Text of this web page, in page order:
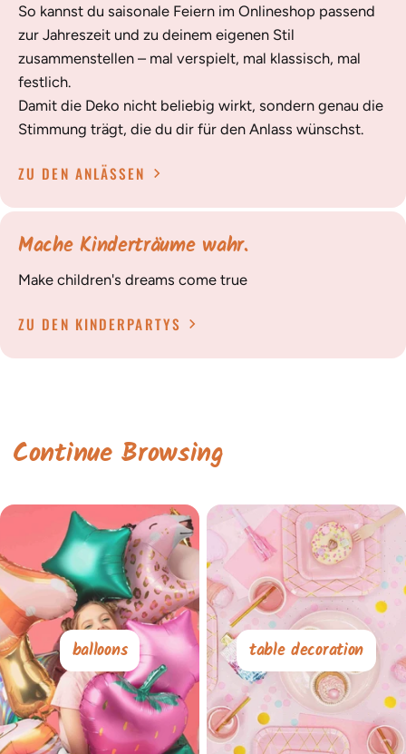
So kannst du saisonale Feiern im Onlineshop passend
zur Jahreszeit und zu deinem eigenen Stil
zusammenstellen – mal verspielt, mal klassisch, mal
festlich.
Damit die Deko nicht beliebig wirkt, sondern genau die
Stimmung trägt, die du dir für den Anlass wünschst.
ZU DEN ANLÄSSEN
Mache Kinderträume wahr.
Make children's dreams come true
ZU DEN KINDERPARTYS
Continue Browsing
balloons table decoration